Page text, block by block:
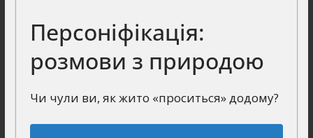
Персоніфікація:
розмови з природою
Чи чули ви, як жито «проситься» додому?